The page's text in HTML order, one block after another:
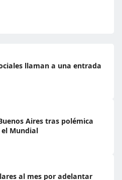
llaman a una entrada
Aires tras polémica
el Mundial
al mes por adelantar